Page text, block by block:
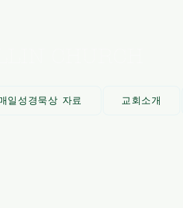
일성경묵상 자료 교회소개